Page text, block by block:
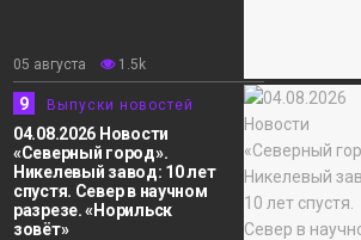
05 августа 1.5k
9 Выпуски новостей
04.08.2026 Новости
«Северный город».
Никелевый завод: 10 лет
спустя. Север в научном
разрезе. «Норильск
зовёт»